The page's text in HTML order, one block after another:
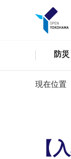
防
現在位置
【